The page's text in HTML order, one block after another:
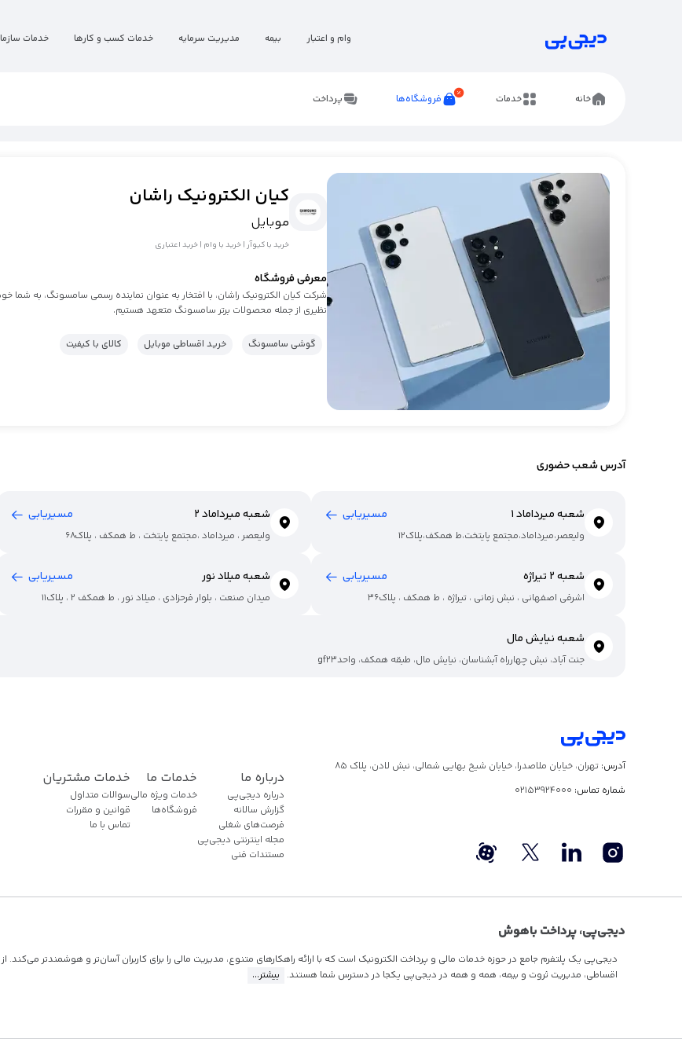
وام و اعتبار بیمه مدیریت سرمایه خدمات کسب و کارها خدمات
خانه خدمات فروشگاه‌ها پرداخت
کیان الکترونیک راشان
موبایل
خرید با کیوآر | خرید با وام | خرید اعتباری
معرفی فروشگاه
شرکت کیان الکترونیک راشان، با افتخار به عنوان نماینده رسمی سامسونگ، به شما
نظیری از جمله محصولات برتر سامسونگ متعهد هستیم.
گوشی سامسونگ خرید اقساطی موبایل کالای با کیفیت
آدرس شعب حضوری
شعبه میرداماد 1 مسیریابی
ولیعصر،میرداماد،مجتمع پایتخت،ط همکف،پلاک12
شعبه میرداماد 2 مسیریابی
ولیعصر ، میرداماد ،مجتمع پایتخت ، ط همکف ، پلاک68
شعبه 2 تیراژه مسیریابی
اشرفی اصفهانی ، نبش زمانی ، تیراژه ، ط همکف ، پلاک36
شعبه میلاد نور مسیریابی
میدان صنعت ، بلوار فرحزادی ، میلاد نور ، ط همکف 2 ، پلاک11
شعبه نیایش مال
جنت آباد، نبش چهارراه آبشناسان، نیایش مال، طبقه همکف، واحدgf23
آدرس: تهران، خیابان ملاصدرا، خیابان شیخ بهایی شمالی، نبش لادن، پلاک ۸۵
شماره تماس: 02153924000
درباره ما
درباره دیجی‌پی
گزارش سالانه
فرصت‌های شغلی
مجله اینترنتی دیجی‌پی
مستندات فنی
خدمات ما
خدمات ویژه مالی
فروشگاه‌ها
خدمات مشتریان
سوالات متداول
قوانین و مقررات
تماس با ما
دیجی‌پی، پرداخت باهوش
دیجی‌پی یک پلتفرم جامع در حوزه خدمات مالی و پرداخت الکترونیک است که با ارائه راهکارهای متنوع، مدیریت مالی را برای کاربران آسان‌تر و هوشمندتر می‌کند.
اقساطی، مدیریت ثروت و بیمه، همه و همه در دیجی‌پی یکجا در دسترس شما هستند. بیشتر...